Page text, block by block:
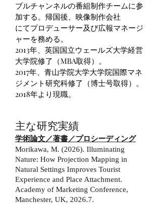
ブルチャンネルの番組制作チームに参
加する。帰国後、映像制作会社
にてプロデューサー及び広報マネージ
ャーを務める。
2013年、英国国立ウェールズ大学経営
大学院修了（MBA取得）。
2017年、青山学院大学大学院国際マネ
ジメント研究科修了（博士号取得）。
2018年より現職。
主な研究実績
学術論文／著書／プロシーディング
Morikawa, M. (2026). Illuminating
Nature: How Projection Mapping in
Natural Settings Improves Tourist
Experience and Place Attachment.
Academy of Marketing Conference,
Manchester, UK, 2026.7.